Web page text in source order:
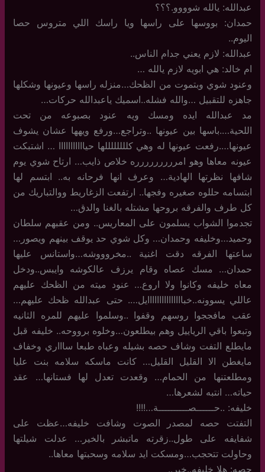
عبدالله: يالله شوووو.؟؟؟
حمدان: بووسها على راسها ويا راسك اللي متروس حصا
اليوم..
عبدالله: لازم يعني جدام الناس..
ام خالد: هي ابويه لازم يالله …
وعنود شوي وبتموت من الظحك…منزله راسها وعيونها وشكلها
جاهزه للتقبيل …والله فشله..اسميك ياعبدالله حركات…
مد عبدالله ايده ومسك ويه عنود بصبوعه من تحت
اللحية….باسها بين عيونها ..وتراجع…ورفع ويهها عشان يشوف
عيونها….رفعت عيونها له وهي كللللللللها حيااااااااااا … اشتبكت
عيونه معاها وهو امررررررررره خلاص ذايب… ارتاح شوي يوم
شافها نظرتها الهادية… وعرف انها فرحانه به.. ابتسم لها
ابتسامه حللوه صغيره وفجها.. ارتفعت الزغاريط ووالتباريك من
كل طرف والفرقه بروحها مشتله بالغنا والدق…
تجدموا الشواب يسلمون على المعاريس.. ومن عقبهم سلطان
وحميد…وخليفه وحمدان… وكل شوي حد يوقف بينهم ويصور…
ساعتها الفرقه دقت اغنية ..مخروووشه…واستانس عليها
حمدان… مسك عصاه وقام يرزف عالكوشه وايبس..ودخل
معاه خليفه وكانوا ولا اروع… عنود ميته من الظحك عليهم
عاللي يسوونه..خبااااااااااااااايل…. حتى عبدالله ظحك عليهم…
عقب مافججوا روسهم وقفوا ..وسلموا عليهم للمره الثانيه
وتبعوا باقي الرياييل وهم بيطلعون…وخلوه برووحه.. خليفه قبل
مايطلع التفت وشاف حصه بشيله وعباه طبعا ساااري وخفاف
مايغطن الا القليل القليل… كانت ماسكه سلامه بنت عليا
ومطلعتنها من الحمام… وقعدت تعدل لها فستانها… عقد
حياته… انتبه لشعرها…
خليفه: ..حــــــصــــــــــة…!!!!
التفتت حصه لمصدر الصوت وشافت خليفه…عظت على
شفايفه على طول..زقرته ماتبشر بالخير… عدلت شيلتها
وحاولت تتحجب…ومسكت ايد سلامه وسحبتها معاها..
حصه: هلا خليفه..خير..